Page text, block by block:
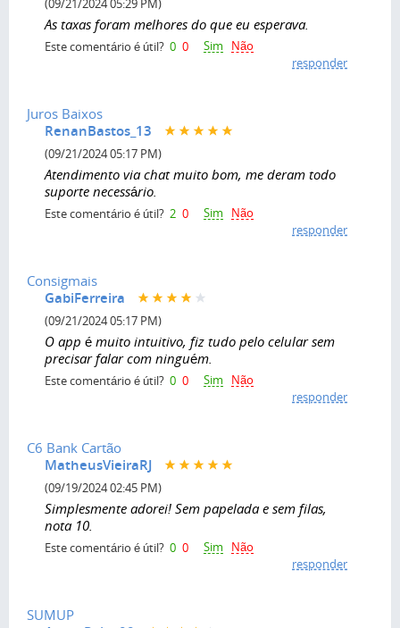
As taxas foram melhores do que eu esperava.
Este comentário é útil? 0 0 Sim
Não
responder
Juros Baixos
RenanBastos_13
(09/21/2024 05:17 PM)
Atendimento via chat muito bom, me deram todo
suporte necessário.
Este comentário é útil? 2 0 Sim
Não
responder
Consigmais
GabiFerreira
(09/21/2024 05:17 PM)
O app é muito intuitivo, fiz tudo pelo celular sem
precisar falar com ninguém.
Este comentário é útil? 0 0 Sim
Não
responder
C6 Bank Cartão
MatheusVieiraRJ
(09/19/2024 02:45 PM)
Simplesmente adorei! Sem papelada e sem filas,
nota 10.
Este comentário é útil? 0 0 Sim
Não
responder
SUMUP